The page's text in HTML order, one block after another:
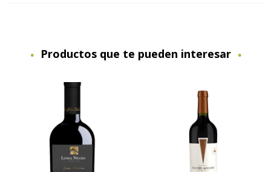
Productos que te pueden interesar